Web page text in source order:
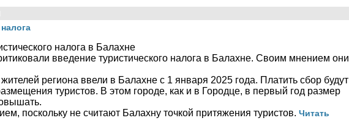
налога в Балахне
введение туристического налога в Балахне. Своим мнением они
региона ввели в Балахне с 1 января 2025 года. Платить сбор будут
туристов. В этом городе, как и в Городце, в первый год размер
поскольку не считают Балахну точкой притяжения туристов. Читать